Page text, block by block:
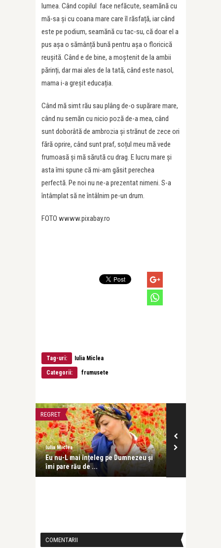
lumea. Când copilul face nefăcute, seamănă cu
mă-sa și cu coana mare care îl răsfață, iar când
este pe podium, seamănă cu tac-su, că doar el a
pus așa o sămânță bună pentru așa o floricică
reușită. Când e de bine, a moștenit de la ambii
părinți, dar mai ales de la tată, când este nasol,
mama i-a greșit educația.
Când mă simt rău sau plâng de-o supărare mare,
când nu semăn cu nicio poză de-a mea, când
sunt doborâtă de ambrozia și strănut de zece ori
fără oprire, când sunt praf, soțul meu mă vede
frumoasă și mă sărută cu drag. E lucru mare și
asta îmi spune că mi-am găsit perechea
perfectă. Pe noi nu ne-a prezentat nimeni. S-a
întâmplat să ne întâlnim pe-un drum.
FOTO wwww.pixabay.ro
Tag-uri: Iulia Miclea
Categorii: frumusete
REGRET
Iulia Miclea
Eu nu-L mai înțeleg pe Dumnezeu și
îmi pare rău de ...
COMENTARII